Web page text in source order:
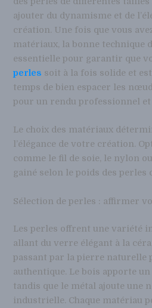
ajouter du dynamisme et de
création. Une fois que vous
matériaux, la bonne technique
essentielle pour garantir que
perles soit à la fois solide et
temps de bien espacer les
pour un rendu professionnel
Le choix des matériaux
l’élégance de votre création.
comme le fil de soie, le nylon
gainé selon le poids des perles
Sélection de perles : affirmer
Les perles offrent une variété
allant du verre élégant à la
passant par la pierre naturelle
authentique. Le bois apporte
tandis que le métal ajoute une
industrielle. Chaque matériau